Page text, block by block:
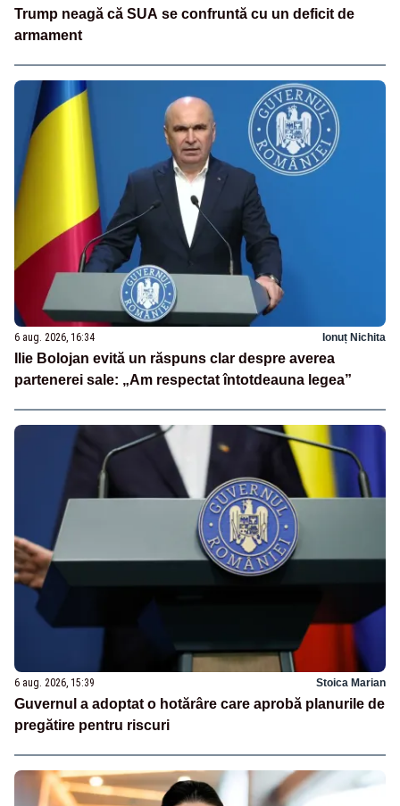
Trump neagă că SUA se confruntă cu un deficit de
armament
6 aug. 2026, 16:34 Ionuț Nichita
Ilie Bolojan evită un răspuns clar despre averea
partenerei sale: „Am respectat întotdeauna legea”
6 aug. 2026, 15:39 Stoica Marian
Guvernul a adoptat o hotărâre care aprobă planurile de
pregătire pentru riscuri